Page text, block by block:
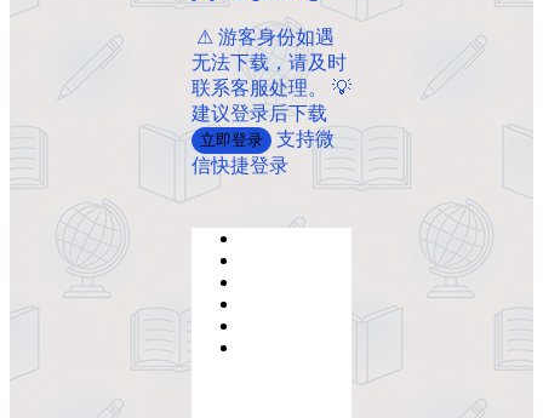
️ ️⚠ 游客身份如遇
无法下载，请及时
联系客服处理。 💡
建议登录后下载
立即登录
支持微
信快捷登录